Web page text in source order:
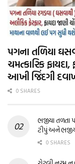
પગના તળિયા
ચમત્કારિક
આખી જિંદગી
0 SHARES
ભજીયા તળતા
ટીપું અને
0 SHARES